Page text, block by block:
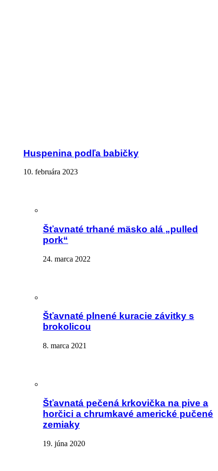
Huspenina podľa babičky
10. februára 2023
Šťavnaté trhané mäsko alá „pulled
pork“
24. marca 2022
Šťavnaté plnené kuracie závitky s
brokolicou
8. marca 2021
Šťavnatá pečená krkovička na pive a
horčici a chrumkavé americké pučené
zemiaky
19. júna 2020